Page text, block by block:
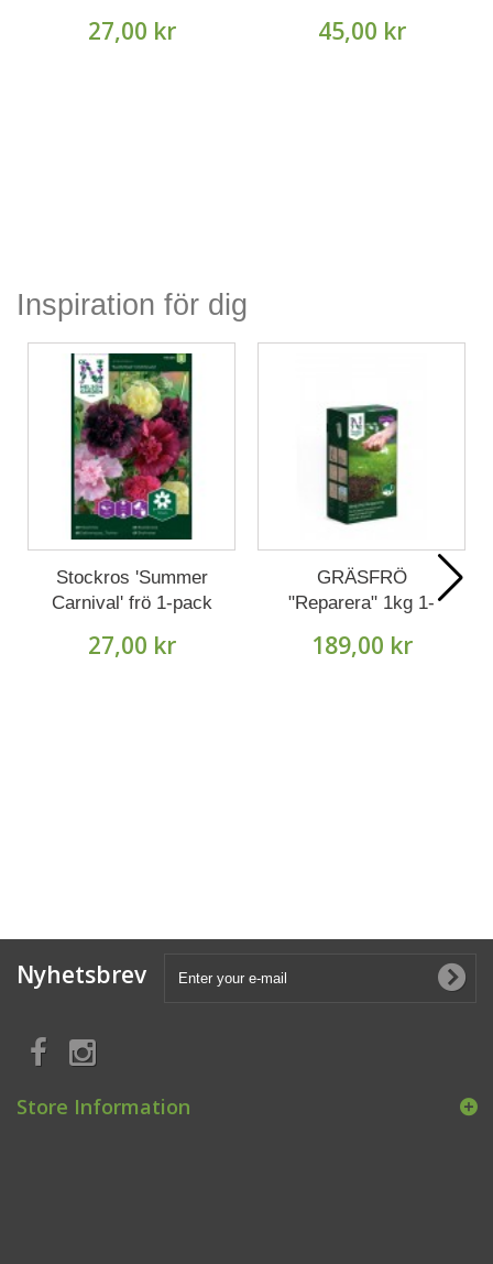
27,00 kr 45,00 kr
Inspiration för dig
Stockros 'Summer
Carnival' frö 1-pack
27,00 kr
GRÄSFRÖ
"Reparera" 1kg 1-
189,00 kr
Nyhetsbrev
Store Information